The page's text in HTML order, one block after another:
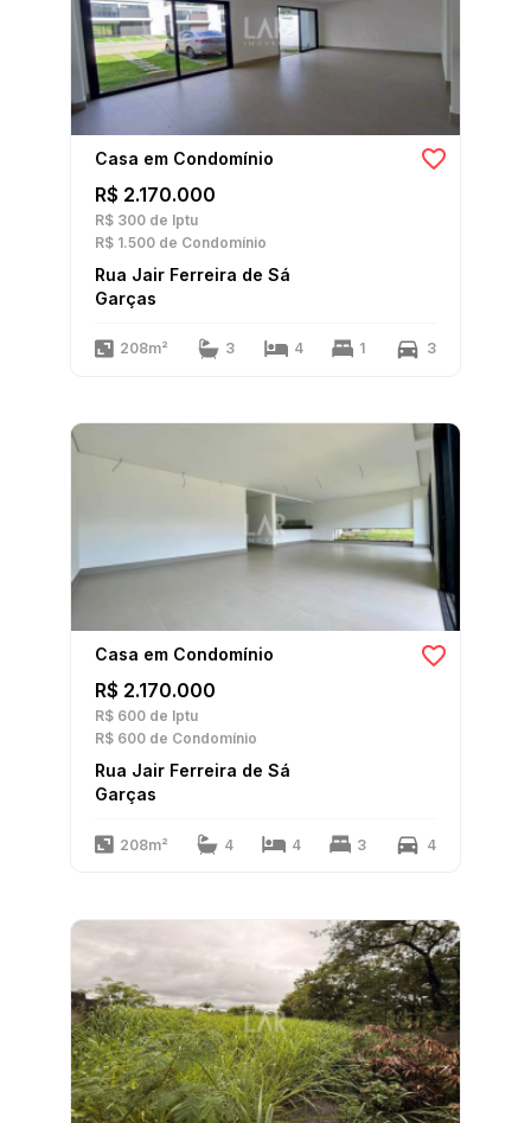
Casa em Condomínio
R$ 2.170.000
R$ 300 de Iptu
R$ 1.500 de Condomínio
Rua Jair Ferreira de Sá
Garças
208m² 3 4 1 3
Casa em Condomínio
R$ 2.170.000
R$ 600 de Iptu
R$ 600 de Condomínio
Rua Jair Ferreira de Sá
Garças
208m² 4 4 3 4